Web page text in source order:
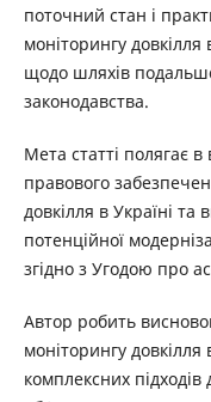
поточний стан і
моніторингу
щодо шляхів
законодавства.
Мета статті полягає
правового
довкілля в Україні та
потенційної
згідно з Угодою про
Автор робить
моніторингу
комплексних